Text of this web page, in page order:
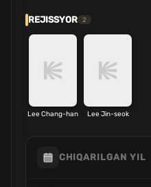
REJISSYOR 2
Lee Chang-han Lee Jin-seok
CHIQARILGAN YIL